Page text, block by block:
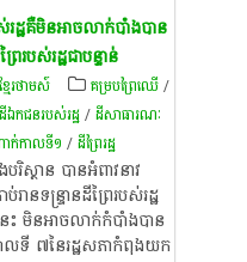
រដ្ឋ​គឺ​មិន​អាច​លាក់បាំង​បាន​
បស់​រដ្ឋ​ជា​បន្ទាន់​
ែរថាមស៍ គម្របព្រៃឈើ/
ដីឯកជនរបស់រដ្ឋ/ដីសាធារណៈ
ក់​កាល​ទី​១​ /ដី​ព្រៃ​រដ្ឋ
ស្ថាន​ បាន​អំពាវនាវ​
ានទន្ទ្រាន​ដី​ព្រៃរបស់​រដ្ឋ​
ះ​ មិន​អាច​លាក់កំបាំង​បាន​
ាល​ទី​ ៧​នៃ​រដ្ឋសភា​កំពុង​យក